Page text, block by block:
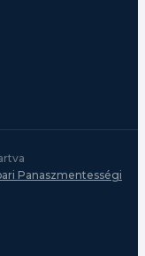
Panaszmentességi